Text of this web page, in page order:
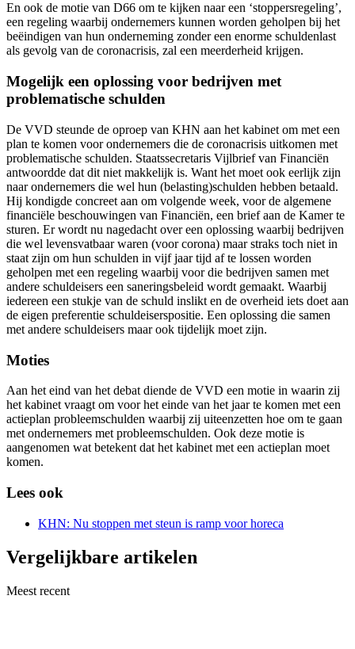
En ook de motie van D66 om te kijken naar een ‘stoppersregeling’,
een regeling waarbij ondernemers kunnen worden geholpen bij het
beëindigen van hun onderneming zonder een enorme schuldenlast
als gevolg van de coronacrisis, zal een meerderheid krijgen.
Mogelijk een oplossing voor bedrijven met
problematische schulden
De VVD steunde de oproep van KHN aan het kabinet om met een
plan te komen voor ondernemers die de coronacrisis uitkomen met
problematische schulden. Staatssecretaris Vijlbrief van Financiën
antwoordde dat dit niet makkelijk is. Want het moet ook eerlijk zijn
naar ondernemers die wel hun (belasting)schulden hebben betaald.
Hij kondigde concreet aan om volgende week, voor de algemene
financiële beschouwingen van Financiën, een brief aan de Kamer te
sturen. Er wordt nu nagedacht over een oplossing waarbij bedrijven
die wel levensvatbaar waren (voor corona) maar straks toch niet in
staat zijn om hun schulden in vijf jaar tijd af te lossen worden
geholpen met een regeling waarbij voor die bedrijven samen met
andere schuldeisers een saneringsbeleid wordt gemaakt. Waarbij
iedereen een stukje van de schuld inslikt en de overheid iets doet aan
de eigen preferentie schuldeiserspositie. Een oplossing die samen
met andere schuldeisers maar ook tijdelijk moet zijn.
Moties
Aan het eind van het debat diende de VVD een motie in waarin zij
het kabinet vraagt om voor het einde van het jaar te komen met een
actieplan probleemschulden waarbij zij uiteenzetten hoe om te gaan
met ondernemers met probleemschulden. Ook deze motie is
aangenomen wat betekent dat het kabinet met een actieplan moet
komen.
Lees ook
KHN: Nu stoppen met steun is ramp voor horeca
Vergelijkbare artikelen
Meest recent